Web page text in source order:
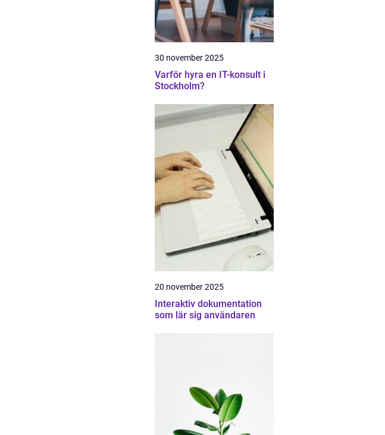
30 november 2025
Varför hyra en IT-konsult i
Stockholm?
20 november 2025
Interaktiv dokumentation
som lär sig användaren